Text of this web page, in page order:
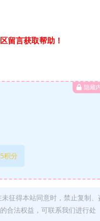
留言获取帮助！
隐藏
积分
征得本站同意时，禁止复制、
合法权益，可联系我们进行处